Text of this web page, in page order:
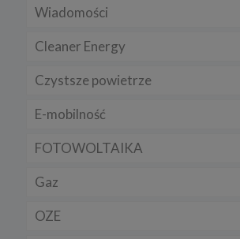
Wiadomości
Firmy
Prawo
Rynek/Gospodarka
Cleaner Energy
Dla domu
Dla firmy
Dla samorządu
Czystsze powietrze
E-mobilność
E-ładowarki
Samochody elektryczne EV
Auta hybrydowe m-HEV i HEV
FOTOWOLTAIKA
Gaz
Rynek gazu
OZE